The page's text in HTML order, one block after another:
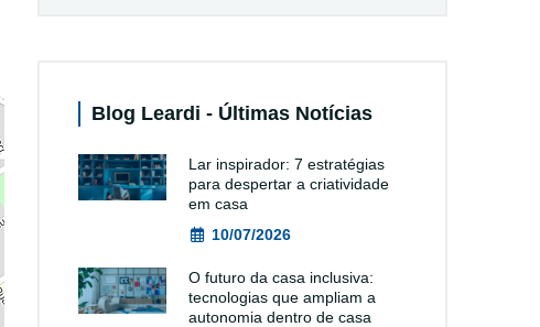
Blog Leardi - Últimas Notícias
Lar inspirador: 7 estratégias
para despertar a criatividade
em casa
10/07/2026
O futuro da casa inclusiva:
tecnologias que ampliam a
autonomia dentro de casa